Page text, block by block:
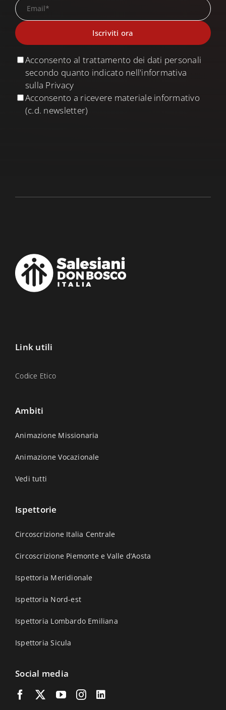
Acconsento al trattamento dei dati personali
secondo quanto indicato nell'informativa
sulla Privacy
Acconsento a ricevere materiale informativo
(c.d. newsletter)
Link utili
Codice Etico
Ambiti
Animazione Missionaria
Animazione Vocazionale
Vedi tutti
Ispettorie
Circoscrizione Italia Centrale
Circoscrizione Piemonte e Valle d’Aosta
Ispettoria Meridionale
Ispettoria Nord-est
Ispettoria Lombardo Emiliana
Ispettoria Sicula
Social media